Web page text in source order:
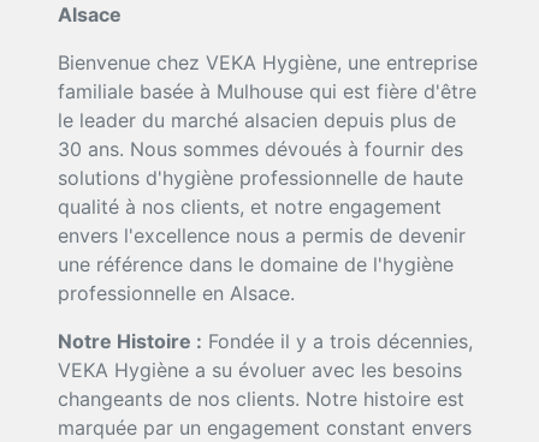
Alsace
Bienvenue chez VEKA Hygiène, une entreprise
familiale basée à Mulhouse qui est fière d'être
le leader du marché alsacien depuis plus de
30 ans. Nous sommes dévoués à fournir des
solutions d'hygiène professionnelle de haute
qualité à nos clients, et notre engagement
envers l'excellence nous a permis de devenir
une référence dans le domaine de l'hygiène
professionnelle en Alsace.
Notre Histoire : Fondée il y a trois décennies,
VEKA Hygiène a su évoluer avec les besoins
changeants de nos clients. Notre histoire est
marquée par un engagement constant envers